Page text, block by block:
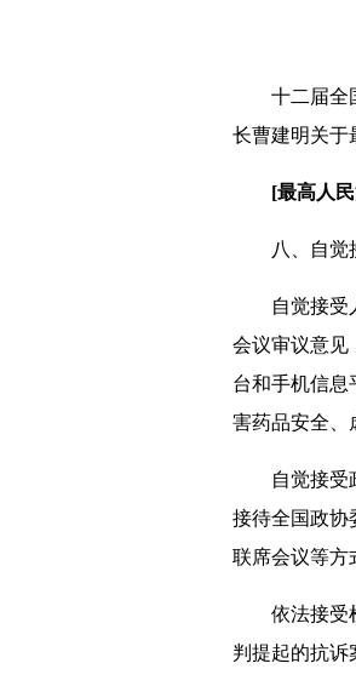
十二届全国
长曹建明关于
[最高人
八、自觉接
自觉接受人
会议审议意见
台和手机信息
害药品安全、
自觉接受政
接待全国政协
联席会议等方
依法接受检
判提起的抗诉